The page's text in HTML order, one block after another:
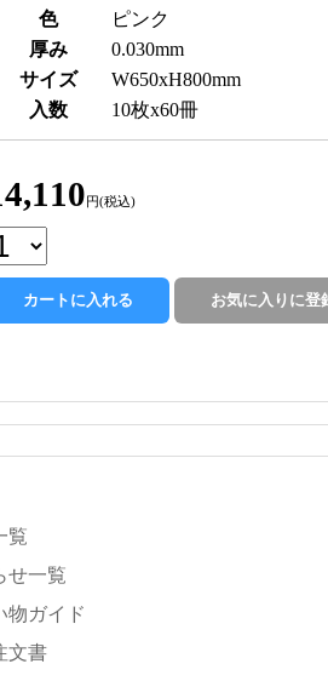
色
ピンク
厚み
0.030mm
サイズ
W650xH800mm
入数
10枚x60冊
円(税込)
覧
せ一覧
物ガイド
文書